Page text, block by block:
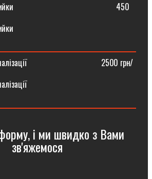
⠀⠀⠀⠀⠀⠀⠀⠀⠀⠀⠀⠀2500 грн/
і ми швидко з Вами
зв'яжемося